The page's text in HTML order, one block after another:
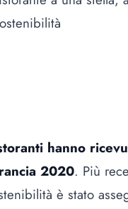
hanno
2020. Più
è stato